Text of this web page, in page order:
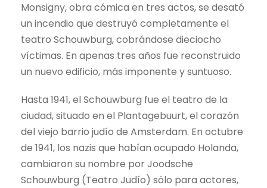
Monsigny, obra cómica en tres actos, se desató
un incendio que destruyó completamente el
teatro Schouwburg, cobrándose dieciocho
víctimas. En apenas tres años fue reconstruido
un nuevo edificio, más imponente y suntuoso.
Hasta 1941, el Schouwburg fue el teatro de la
ciudad, situado en el Plantagebuurt, el corazón
del viejo barrio judío de Amsterdam. En octubre
de 1941, los nazis que habían ocupado Holanda,
cambiaron su nombre por Joodsche
Schouwburg (Teatro Judío) sólo para actores,